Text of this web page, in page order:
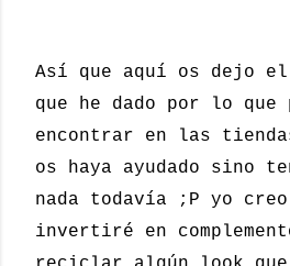
Así que aquí os dejo el
que he dado por lo que
encontrar en las
os haya ayudado sino
nada todavía ;P yo
invertiré en